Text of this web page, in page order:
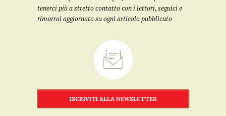
tenerci più a stretto contatto con i lettori, seguici e
rimarrai aggiornato su ogni articolo pubblicato
ISCRIVITI ALLA NEWSLETTER